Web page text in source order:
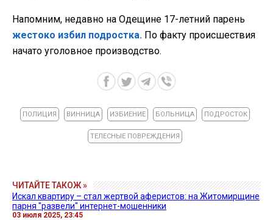
Напомним, недавно на Одещине 17-летний парень
жестоко избил подростка. По факту происшествия
начато уголовное производство.
ПОЛИЦИЯ ВИННИЦА ИЗБИЕНИЕ БОЛЬНИЦА ПОДРОСТОК
ТЕЛЕСНЫЕ ПОВРЕЖДЕНИЯ
ЧИТАЙТЕ ТАКОЖ »
Искал квартиру – стал жертвой аферистов: на Житомирщине
парня "развели" интернет-мошенники
03 июля 2025, 23:45